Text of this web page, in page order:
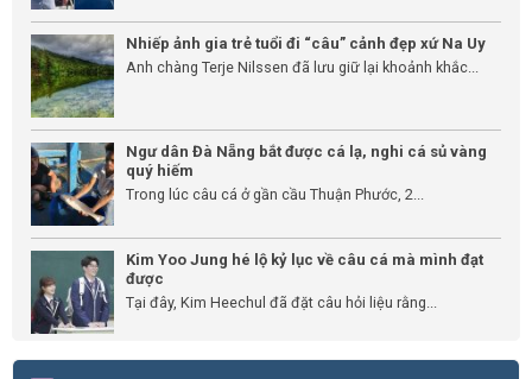
Nhiếp ảnh gia trẻ tuổi đi “câu” cảnh đẹp xứ Na Uy
Anh chàng Terje Nilssen đã lưu giữ lại khoảnh khắc...
Ngư dân Đà Nẵng bắt được cá lạ, nghi cá sủ vàng
quý hiếm
Trong lúc câu cá ở gần cầu Thuận Phước, 2...
Kim Yoo Jung hé lộ kỷ lục về câu cá mà mình đạt
được
Tại đây, Kim Heechul đã đặt câu hỏi liệu rằng...